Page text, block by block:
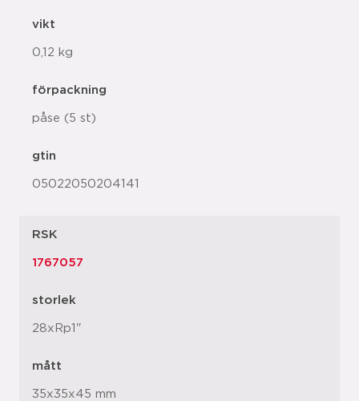
vikt
0,12 kg
förpackning
påse (5 st)
gtin
05022050204141
RSK
1767057
storlek
28xRp1"
mått
35x35x45 mm